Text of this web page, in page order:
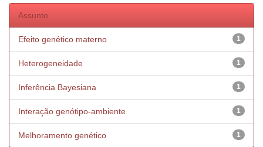
Assunto
1
Efeito genético materno
1
Heterogeneidade
1
Inferência Bayesiana
1
Interação genótipo-ambiente
1
Melhoramento genético